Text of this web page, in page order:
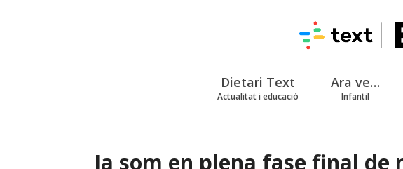
Dietari Text
Actualitat i educació
Ara ve…
Infantil
Ja som en plena fase final de